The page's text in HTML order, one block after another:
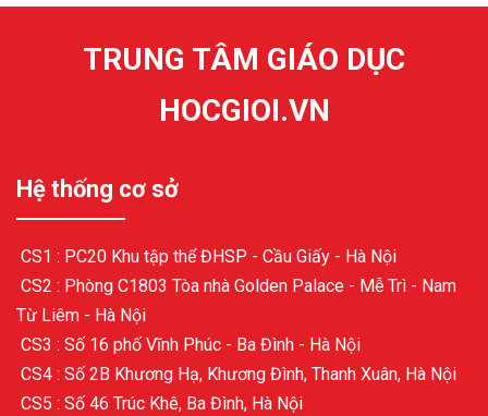
TRUNG TÂM GIÁO DỤC
HOCGIOI.VN
Hệ thống cơ sở
CS1 : PC20 Khu tập thể ĐHSP - Cầu Giấy - Hà Nội
CS2 : Phòng C1803 Tòa nhà Golden Palace - Mễ Trì - Nam
Từ Liêm - Hà Nội
CS3 : Số 16 phố Vĩnh Phúc - Ba Đình - Hà Nội
CS4 : Số 2B Khương Hạ, Khương Đình, Thanh Xuân, Hà Nội
CS5 : Số 46 Trúc Khê, Ba Đình, Hà Nội